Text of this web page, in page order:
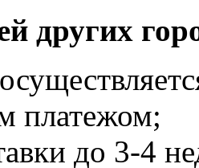
других
платежом;
до 3-4